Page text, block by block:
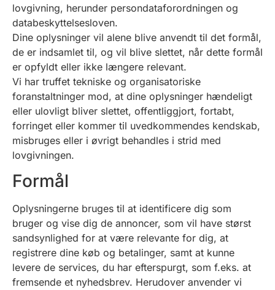
lovgivning, herunder persondataforordningen og
databeskyttelsesloven.
Dine oplysninger vil alene blive anvendt til det formål,
de er indsamlet til, og vil blive slettet, når dette formål
er opfyldt eller ikke længere relevant.
Vi har truffet tekniske og organisatoriske
foranstaltninger mod, at dine oplysninger hændeligt
eller ulovligt bliver slettet, offentliggjort, fortabt,
forringet eller kommer til uvedkommendes kendskab,
misbruges eller i øvrigt behandles i strid med
lovgivningen.
Formål
Oplysningerne bruges til at identificere dig som
bruger og vise dig de annoncer, som vil have størst
sandsynlighed for at være relevante for dig, at
registrere dine køb og betalinger, samt at kunne
levere de services, du har efterspurgt, som f.eks. at
fremsende et nyhedsbrev. Herudover anvender vi